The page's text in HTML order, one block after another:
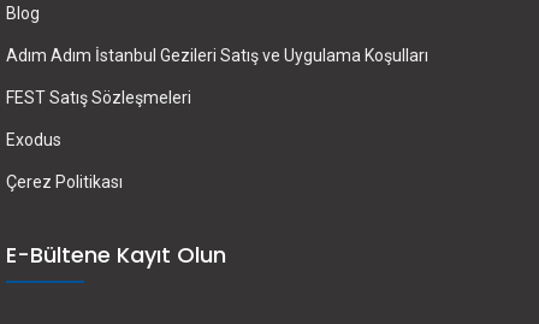
Blog
Adım Adım İstanbul Gezileri Satış ve Uygulama Koşulları
FEST Satış Sözleşmeleri
Exodus
Çerez Politikası
E-Bültene Kayıt Olun